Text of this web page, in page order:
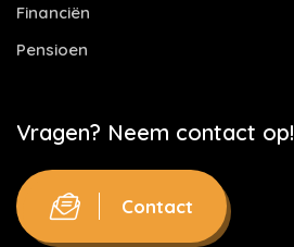
Financiën
Pensioen
Vragen? Neem contact op!
Contact